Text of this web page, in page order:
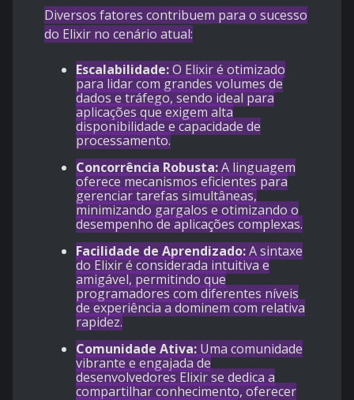
Diversos fatores contribuem para o sucesso
do Elixir no cenário atual:
Escalabilidade:O Elixir é otimizado
para lidar com grandes volumes de
dados e tráfego, sendo ideal para
aplicações que exigem alta
disponibilidade e capacidade de
processamento.
Concorrência Robusta:A linguagem
oferece mecanismos eficientes para
gerenciar tarefas simultâneas,
minimizando gargalos e otimizando o
desempenho de aplicações complexas.
Facilidade de Aprendizado:A sintaxe
do Elixir é considerada intuitiva e
amigável, permitindo que
programadores com diferentes níveis
de experiência a dominem com relativa
rapidez.
Comunidade Ativa: Uma comunidade
vibrante e engajada de
desenvolvedores Elixir se dedica a
compartilhar conhecimento, oferecer